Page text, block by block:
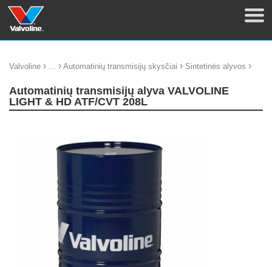
Valvoline › ... › Automatinių transmisijų skysčiai › Sintetinės alyvos ›
Automatinių transmisijų alyva VALVOLINE
LIGHT & HD ATF/CVT 208L